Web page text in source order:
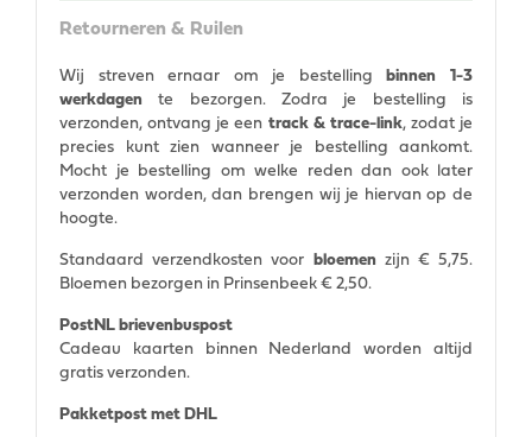
Retourneren & Ruilen
Wij streven ernaar om je bestelling
binnen 1-3
werkdagen te bezorgen. Zodra je bestelling is
verzonden, ontvang je een track & trace-link, zodat je
precies kunt zien wanneer je bestelling aankomt.
Mocht je bestelling om welke reden dan ook later
verzonden worden, dan brengen wij je hiervan op de
hoogte.
Standaard verzendkosten voor bloemenzijn € 5,75.
Bloemen bezorgen in Prinsenbeek € 2,50.
PostNL brievenbuspost
Cadeau kaarten binnen Nederland worden altijd
gratis verzonden.
Pakketpost met DHL